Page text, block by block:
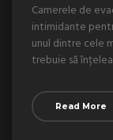
Camerele de
intimidante
unul dintre cele
trebuie să
Read More